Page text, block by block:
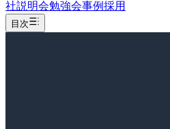
社説明会勉強会事例採用
目次